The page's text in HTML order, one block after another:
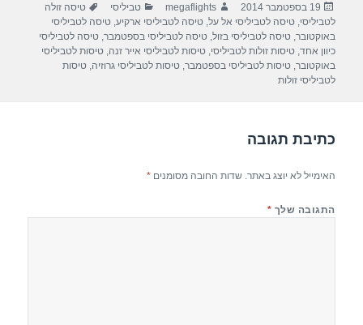
e
b
o
gr
a
m
s
A
p
e
פורסם
בתאריך
19 בספטמבר 2014 מחבר
megaflights קטגוריות
טביליסי תגיות
טיסה זולה
לטביליסי,טיסה לטביליסי אל על,טיסה לטביליסי ארקיע,טיסה לטביליסי
באוקטובר,טיסה לטביליסי בזול,טיסה לטביליסי בספטמבר,טיסה לטביליסי
כיוון אחד,טיסות זולות לטביליסי,טיסות לטביליסי אייר זנה,טיסות לטביליסי
באוקטובר,טיסות לטביליסי בספטמבר,טיסות לטביליסי גרוזיה,טיסות
לטביליסי זולות
כתיבת תגובה
האימייל לא יוצג באתר. שדות החובה מסומנים*
התגובה שלך *